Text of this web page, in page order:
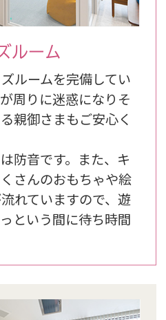
ルーム
ルームを完備してい
周りに迷惑になりそ
親御さまもご安心く
防音です。また、キ
さんのおもちゃや絵
れていますので、遊
という間に待ち時間